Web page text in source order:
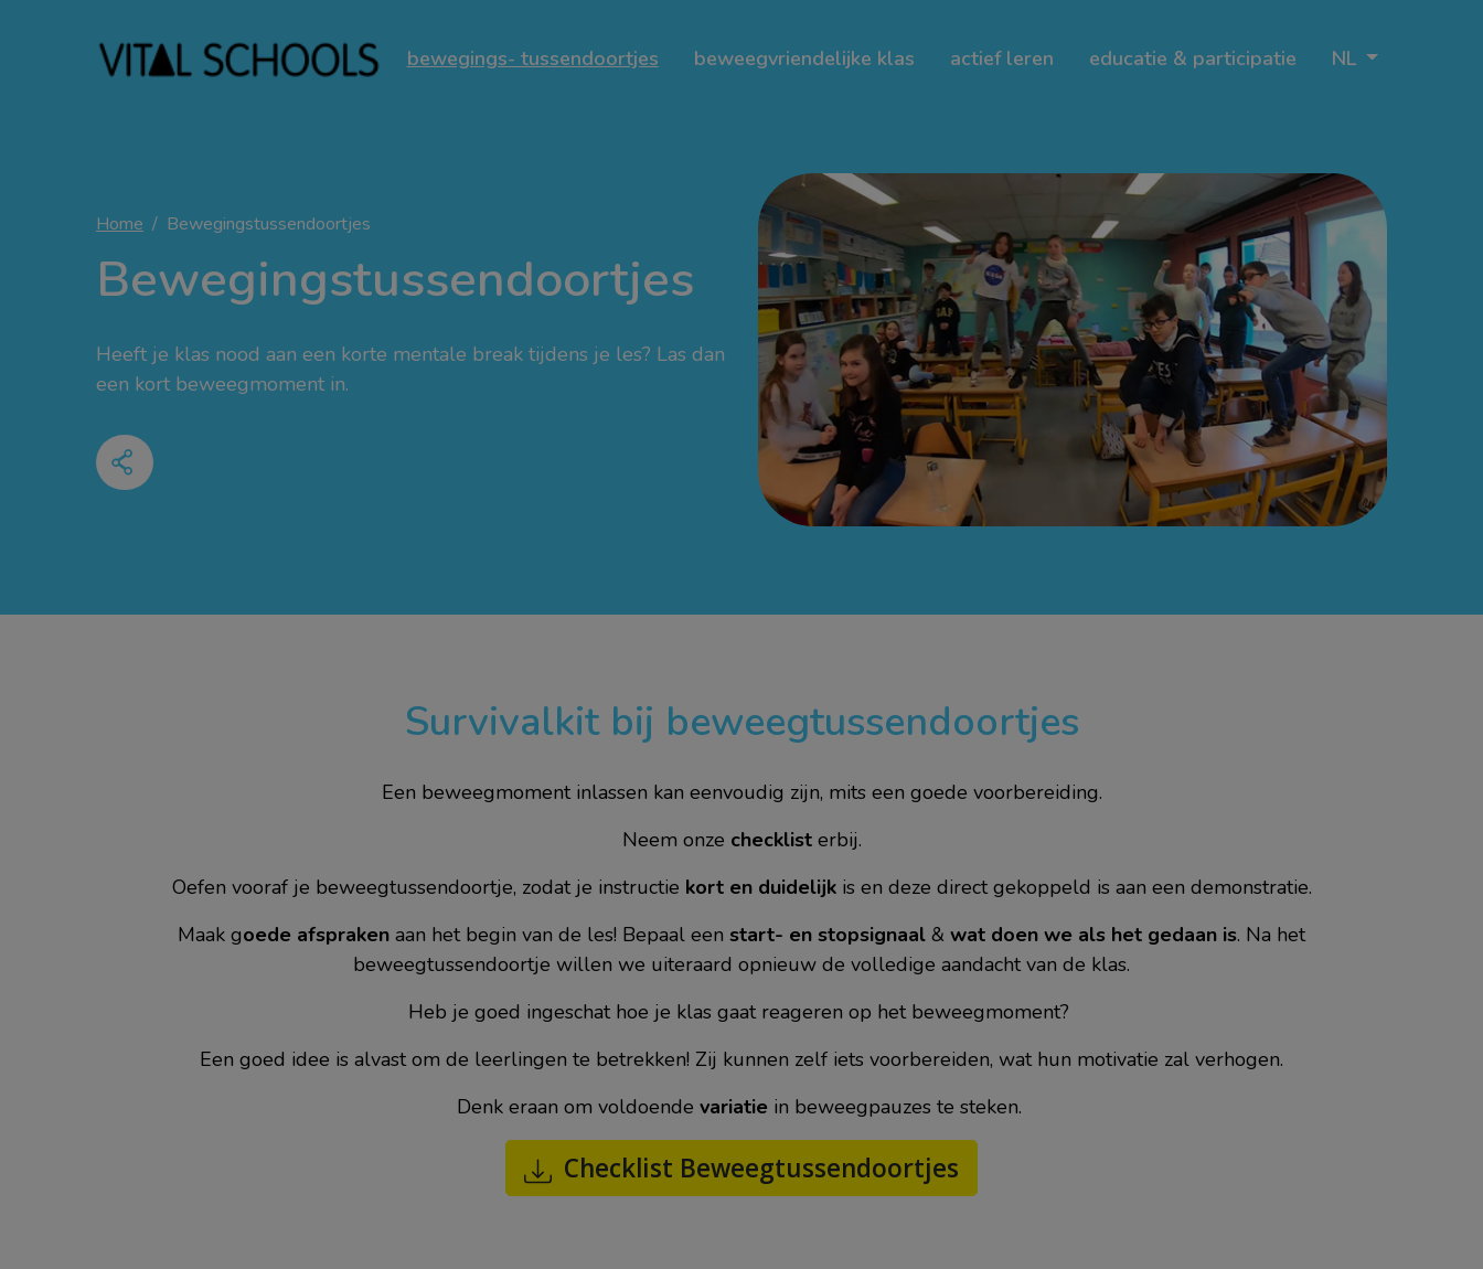
bewegings- tussendoortjes beweegvriendelijke klas actief leren educatie & participatie NL
Home Bewegingstussendoortjes
Bewegingstussendoortjes
Heeft je klas nood aan een korte mentale break tijdens je les? Las dan
een kort beweegmoment in.
Survivalkit bij beweegtussendoortjes
Een beweegmoment inlassen kan eenvoudig zijn, mits een goede voorbereiding.
Neem onze checklisterbij.
Oefen vooraf je beweegtussendoortje, zodat je instructie kort en duidelijkis en deze direct gekoppeld is aan een demonstratie.
Maak goede afspraken aan het begin van de les! Bepaal een start- en stopsignaal & wat doen we als het gedaan is. Na het
beweegtussendoortje willen we uiteraard opnieuw de volledige aandacht van de klas.
Heb je goed ingeschat hoe je klas gaat reageren op het beweegmoment?
Een goed idee is alvast om de leerlingen te betrekken! Zij kunnen zelf iets voorbereiden, wat hun motivatie zal verhogen.
Denk eraan om voldoende variatie in beweegpauzes te steken.
Checklist Beweegtussendoortjes